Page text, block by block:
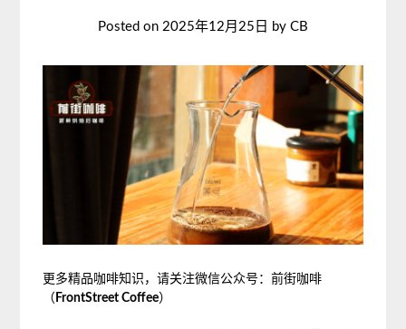
Posted on 2025年12月25日 by CB
更多精品咖啡知识，请关注微信公众号：前街咖啡
（ FrontStreet Coffee）